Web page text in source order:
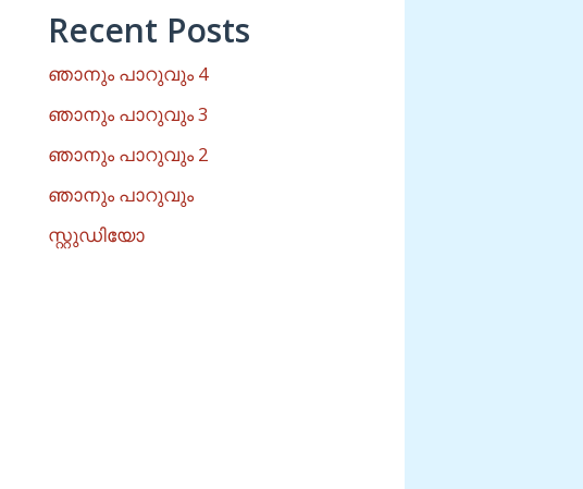
Recent Posts
ഞാനും പാറുവും 4
ഞാനും പാറുവും 3
ഞാനും പാറുവും 2
ഞാനും പാറുവും
സ്റ്റുഡിയോ